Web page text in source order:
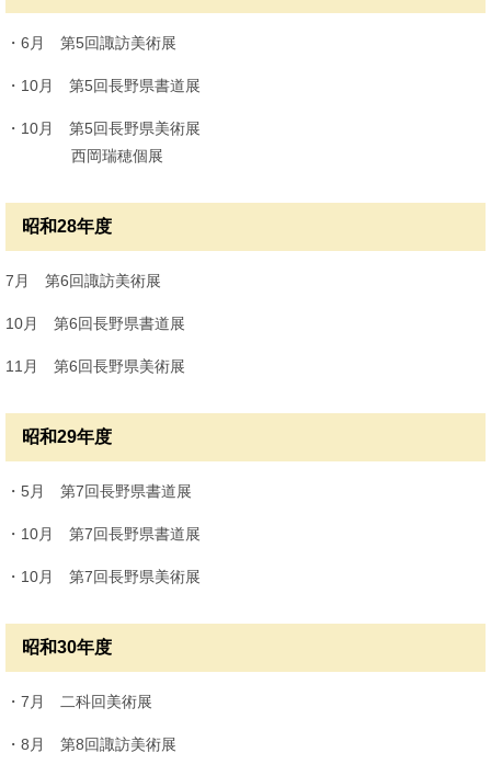
・6月 第5回諏訪美術展
・10月 第5回長野県書道展
・10月 第5回長野県美術展
西岡瑞穂個展
昭和28年度
7月 第6回諏訪美術展
10月 第6回長野県書道展
11月 第6回長野県美術展
昭和29年度
・5月 第7回長野県書道展
・10月 第7回長野県書道展
・10月 第7回長野県美術展
昭和30年度
・7月 二科回美術展
・8月 第8回諏訪美術展